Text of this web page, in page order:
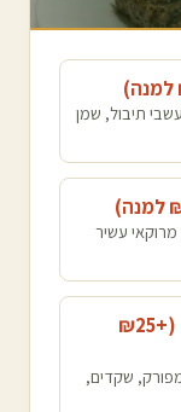
למנה)
תיבול, שמן
למנה)
עשיר
(+₪
25
שקדים,